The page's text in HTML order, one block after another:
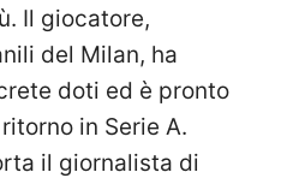
Il giocatore,
del Milan, ha
doti ed è pronto
in Serie A.
il giornalista di